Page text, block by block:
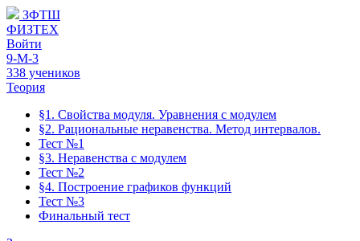
ЗФТШ
ФИЗТЕХ
Войти
9-М-3
338 учеников
Теория
§1. Свойства модуля. Уравнения с модулем
§2. Рациональные неравенства. Метод интервалов.
Тест №1
§3. Неравенства с модулем
Тест №2
§4. Построение графиков функций
Тест №3
Финальный тест